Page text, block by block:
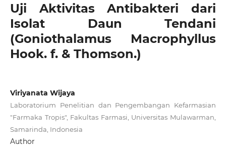
Uji Aktivitas Antibakteri dari
Isolat Daun Tendani
(Goniothalamus Macrophyllus
Hook. f. & Thomson.)
Viriyanata Wijaya
Laboratorium Penelitian dan Pengembangan Kefarmasian
"Farmaka Tropis", Fakultas Farmasi, Universitas Mulawarman,
Samarinda, Indonesia
Author